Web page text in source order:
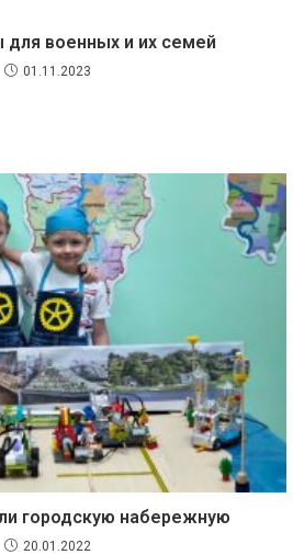
для военных и их семей
01.11.2023
городскую набережную
20.01.2022